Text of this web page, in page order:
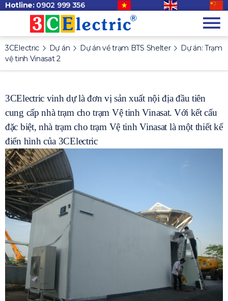
Hotline: 0902 999 356
3CElectric Dự án Dự án về trạm BTS Shelter
Dự án: Trạm
vệ tinh Vinasat 2
3CElectric vinh dự là đơn vị sản xuất nội địa đầu tiên
cung cấp nhà trạm cho trạm Vệ tinh Vinasat. Với kết cấu
đặc biệt, nhà trạm cho trạm Vệ tinh Vinasat là một thiết kế
điển hình của 3CElectric